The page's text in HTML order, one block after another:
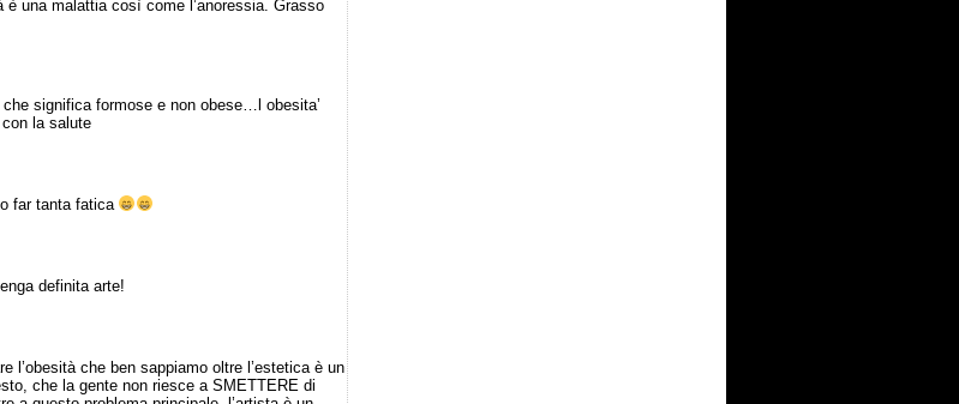
è una malattia così come l’anoressia. Grasso
significa formose e non obese…l obesita’
la salute
far tanta fatica
definita arte!
l’obesità che ben sappiamo oltre l’estetica è un
che la gente non riesce a SMETTERE di